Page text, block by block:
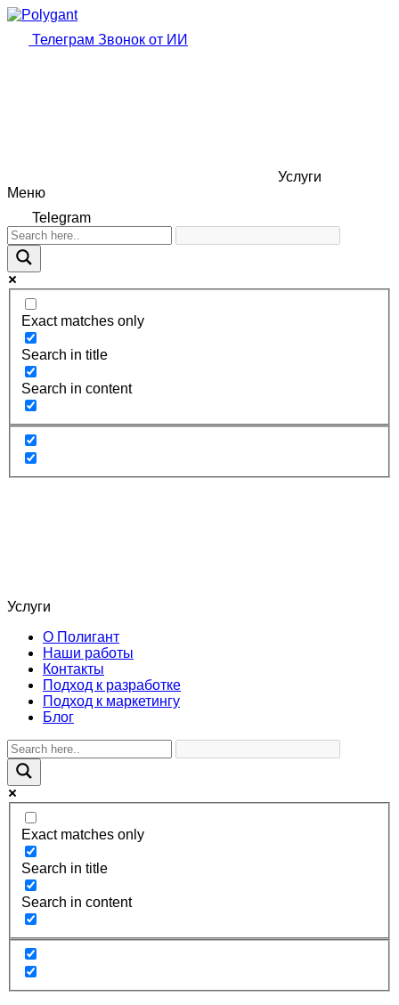
Телеграм Звонок от ИИ
Услуги
Меню
Telegram
Exact matches only
Search in title
Search in content
Услуги
О Полигант
Наши работы
Контакты
Подход к разработке
Подход к маркетингу
Блог
Exact matches only
Search in title
Search in content